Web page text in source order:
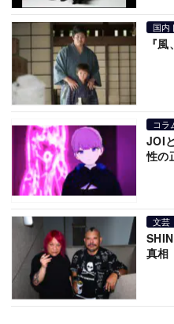
国内
『
コラ
JOI
性の
文芸
真相